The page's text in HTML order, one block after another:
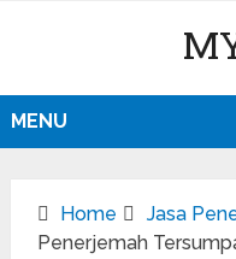
MENU
Home
Jasa
Penerjemah